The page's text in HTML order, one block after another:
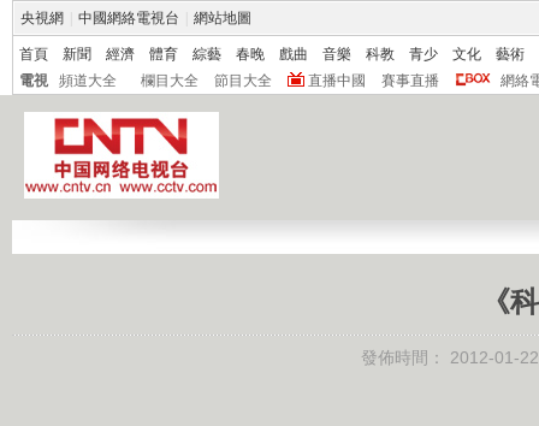
央視網 中國網絡電視台 網站地圖
首頁 新聞 經濟 體育 綜藝 春晚 戲曲 音樂 科教 青少 文化
藝術
電視
頻道大全 欄目大全 節目大全 直播中國 賽事直播 網絡
《
發佈時間： 2012-01-